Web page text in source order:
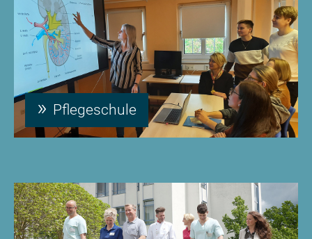
Pflegeschule